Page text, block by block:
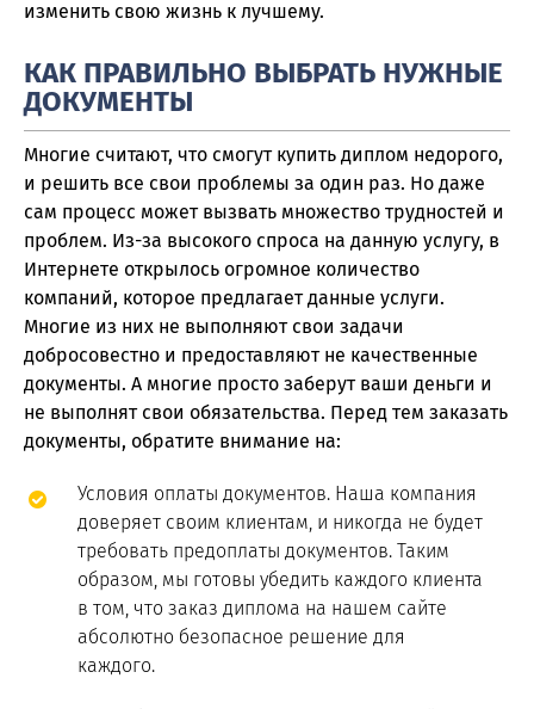
изменить свою жизнь к лучшему.
КАК ПРАВИЛЬНО ВЫБРАТЬ НУЖНЫЕ
ДОКУМЕНТЫ
Многие считают, что смогут купить диплом недорого,
и решить все свои проблемы за один раз. Но даже
сам процесс может вызвать множество трудностей и
проблем. Из-за высокого спроса на данную услугу, в
Интернете открылось огромное количество
компаний, которое предлагает данные услуги.
Многие из них не выполняют свои задачи
добросовестно и предоставляют не качественные
документы. А многие просто заберут ваши деньги и
не выполнят свои обязательства. Перед тем заказать
документы, обратите внимание на:
Условия оплаты документов. Наша компания
доверяет своим клиентам, и никогда не будет
требовать предоплаты документов. Таким
образом, мы готовы убедить каждого клиента
в том, что заказ диплома на нашем сайте
абсолютно безопасное решение для
каждого.